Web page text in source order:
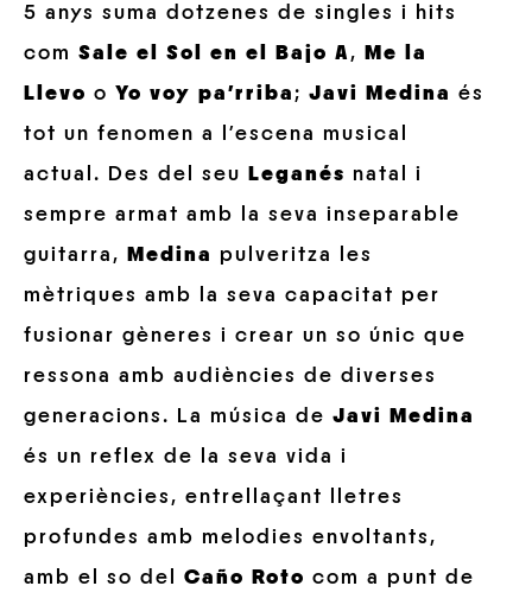
5 anys suma dotzenes de singles i hits
com Sale el Sol en el Bajo A,
Me la
Llevo o Yo voy pa’rriba ; Javi Medina és
tot un fenomen a l’escena musical
actual. Des del seu
Leganés natal i
sempre armat amb la seva inseparable
guitarra,
Medina pulveritza les
mètriques amb la seva capacitat per
fusionar gèneres i crear un so únic que
ressona amb audiències de diverses
generacions. La música de Javi Medina
és un reflex de la seva vida i
experiències, entrellaçant lletres
profundes amb melodies envoltants,
amb el so del Caño Roto com a punt de